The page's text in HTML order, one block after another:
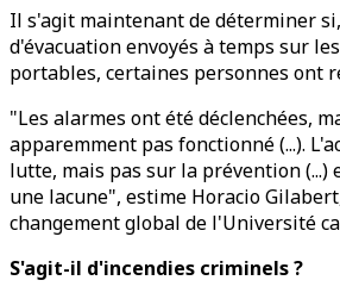
Il s'agit maintenant de déterminer
d'évacuation envoyés à temps sur
portables, certaines personnes ont
"Les alarmes ont été déclenchées,
apparemment pas fonctionné (...).
lutte, mais pas sur la prévention (...)
une lacune", estime Horacio
changement global de l'Université
S'agit-il d'incendies criminels ?